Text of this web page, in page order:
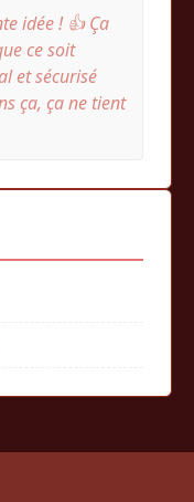
idée ! 👍 Ça
ce soit
et sécurisé
ça, ça ne tient